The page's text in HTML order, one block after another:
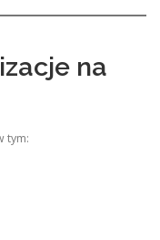
na
tym: